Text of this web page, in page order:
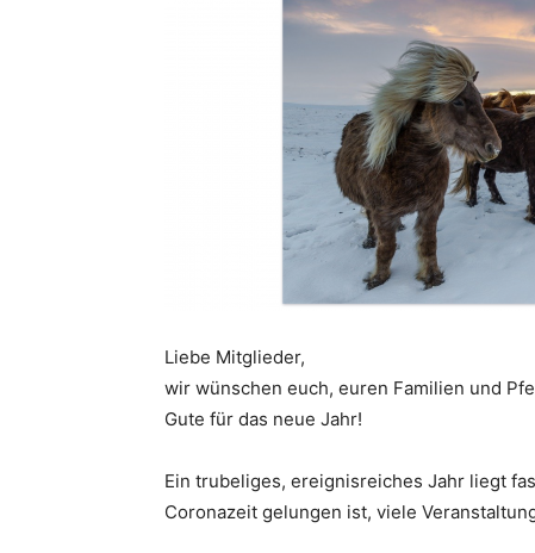
Liebe Mitglieder,
wir wünschen euch, euren Familien und
Gute für das neue Jahr!
Ein trubeliges, ereignisreiches Jahr liegt
Coronazeit gelungen ist, viele